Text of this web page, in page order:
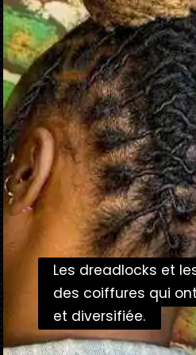
Les dreadlocks et
des coiffures qui
et diversifiée.
Les dreadlocks et
des coiffures qui
et diversifiée.